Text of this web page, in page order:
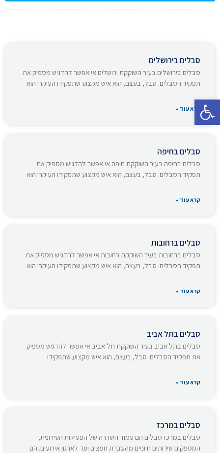
סבלים בירושלים
סבלים בירושלים בעיר השוקקת ירושלים אי אפשר להדגיש מספיק את
תפקיד הסבלים. סבל, בעצם, הוא איש מקצוע שתפקידו העיקרי הוא
קרא עוד »
סבלים בחיפה
סבלים בחיפה בעיר השוקקת חיפה אי אפשר להדגיש מספיק את
תפקיד הסבלים. סבל, בעצם, הוא איש מקצוע שתפקידו העיקרי הוא
קרא עוד »
סבלים ברחובות
סבלים ברחובות בעיר השוקקת רחובות אי אפשר להדגיש מספיק את
תפקיד הסבלים. סבל, בעצם, הוא איש מקצוע שתפקידו העיקרי הוא
קרא עוד »
סבלים בתל אביב
סבלים בתל אביב בעיר השוקקת תל אביב אי אפשר להדגיש מספיק
את תפקיד הסבלים. סבל, בעצם, הוא איש מקצוע שתפקידו
קרא עוד »
סבלים במרכז
סבלים במרכז סבלים הם עמוד השדרה של הפעילות העירונית,
המספקים שירותים חיוניים מהעברת חפצים ועד לארגון אירועים. הם
פתח סרגל נגישות